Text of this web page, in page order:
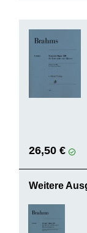
26,50 €
Weitere